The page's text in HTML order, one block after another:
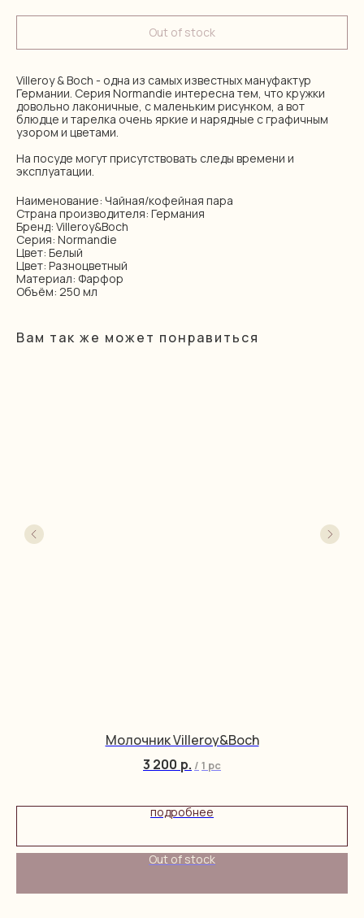
Out of stock
Villeroy & Boch - одна из самых известных мануфактур
Германии. Серия Normandie интересна тем, что кружки
довольно лаконичные, с маленьким рисунком, а вот
блюдце и тарелка очень яркие и нарядные с графичным
узором и цветами.
На посуде могут присутствовать следы времени и
эксплуатации.
Наименование: Чайная/кофейная пара
Страна производителя: Германия
Бренд: Villeroy&Boch
Серия: Normandie
Цвет: Белый
Цвет: Разноцветный
Материал: Фарфор
Объём: 250 мл
Вам так же может понравиться
Молочник Villeroy&Boch
3 200 р. / 1 pc
подробнее
Out of stock